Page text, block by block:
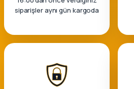
Parçasiparişler aynı gün kargoda